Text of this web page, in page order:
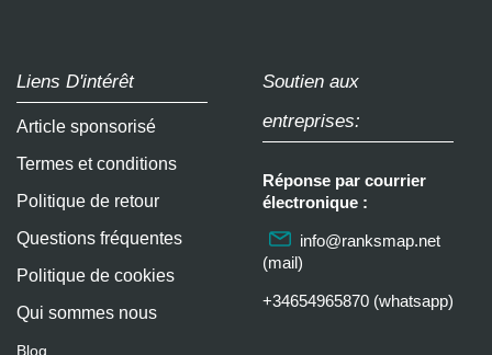
Liens D'intérêt
Article sponsorisé
Termes et conditions
Politique de retour
Questions fréquentes
Politique de cookies
Qui sommes nous
Blog
Soutien aux
entreprises:
Réponse par courrier
électronique :
info@ranksmap.net
(mail)
+34654965870 (whatsapp)